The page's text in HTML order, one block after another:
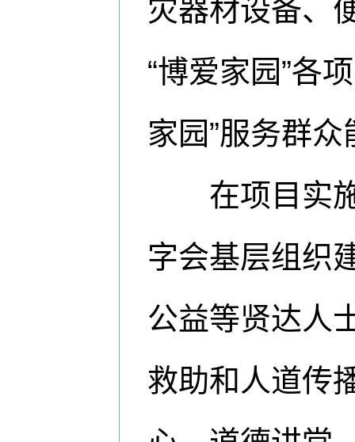
灾器材设备、
“博爱家园”各
家园”服务群众
在项目实施
字会基层组织
公益等贤达人
救助和人道传